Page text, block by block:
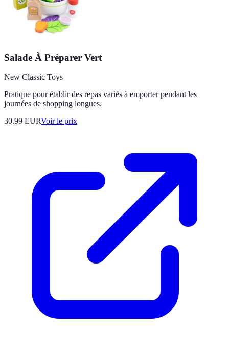
Salade À Préparer Vert
New Classic Toys
Pratique pour établir des repas variés à emporter pendant les
journées de shopping longues.
30.99 EURVoir le prix